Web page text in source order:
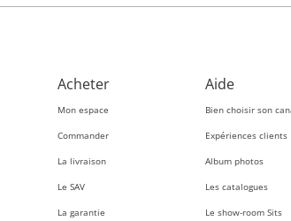
Acheter
Mon espace
Commander
La livraison
Le SAV
La garantie
Aide
Bien choisir son
Expériences clients
Album photos
Les catalogues
Le show-room Sits